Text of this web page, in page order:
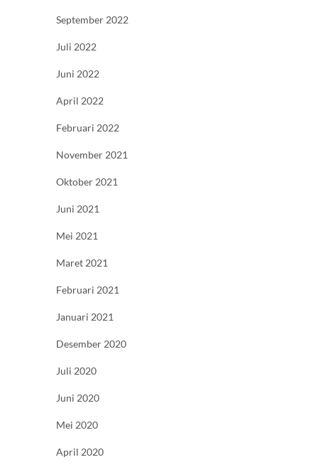
September 2022
Juli 2022
Juni 2022
April 2022
Februari 2022
November 2021
Oktober 2021
Juni 2021
Mei 2021
Maret 2021
Februari 2021
Januari 2021
Desember 2020
Juli 2020
Juni 2020
Mei 2020
April 2020